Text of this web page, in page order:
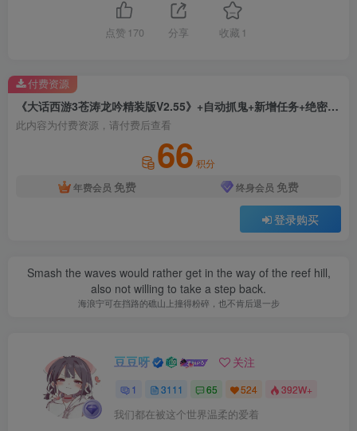
点赞 170 分享 收藏 1
《大话西游3苍涛龙吟精装版V2.55》+自动抓鬼+新增任务+绝密神器+装备系统+超級宠物蛋+怀旧单机一键端
此内容为付费资源，请付费后查看
66 积分
年费会员 免费 终身会员 免费
登录购买
付费资源
Smash the waves would rather get in the way of the reef hill,
also not willing to take a step back.
海浪宁可在挡路的礁山上撞得粉碎，也不肯后退一步
豆豆呀 关注
1 3111 65 524 392W+
我们都在被这个世界温柔的爱着